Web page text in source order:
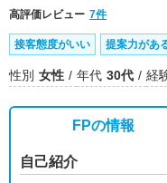
高評価レビュー 7件
接客態度がいい 提案力があ
性別 女性 年代 30代 経
FPの情報
自己紹介